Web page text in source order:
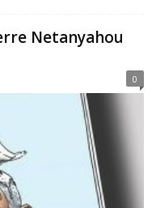
Netanyahou
0